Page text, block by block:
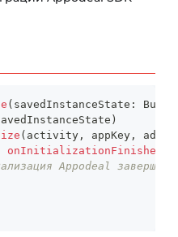
( savedInstanceState :
)
( activity , appKey ,
onInitializationFinished
Appodeal завершена